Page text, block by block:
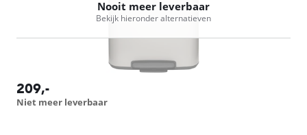
Nooit meer leverbaar
Bekijk hieronder alternatieven
209,-
Niet meer leverbaar